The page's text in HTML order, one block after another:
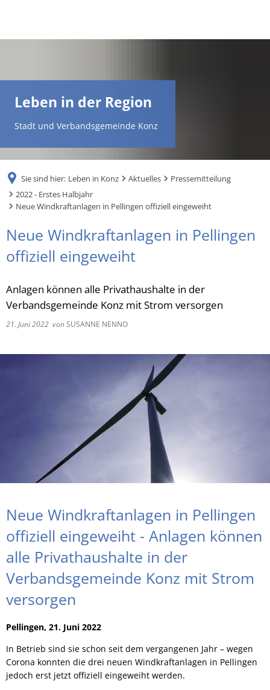
Leben in der Region
Stadt und Verbandsgemeinde Konz
Sie sind hier: Leben in Konz Aktuelles
Pressemitteilung
2022 - Erstes Halbjahr
Neue Windkraftanlagen in Pellingen offiziell eingeweiht
Neue Windkraftanlagen in Pellingen
offiziell eingeweiht
Anlagen können alle Privathaushalte in der
Verbandsgemeinde Konz mit Strom versorgen
21. Juni 2022 vonSUSANNE NENNO
Neue Windkraftanlagen in Pellingen
offiziell eingeweiht - Anlagen können
alle Privathaushalte in der
Verbandsgemeinde Konz mit Strom
versorgen
Pellingen, 21. Juni 2022
In Betrieb sind sie schon seit dem vergangenen Jahr – wegen
Corona konnten die drei neuen Windkraftanlagen in Pellingen
jedoch erst jetzt offiziell eingeweiht werden.